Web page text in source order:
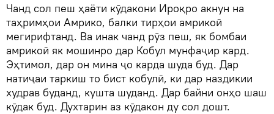
Чанд сол пеш ҳаёти кӯдакони Ироқро акнун на
таҳримҳои Амрико, балки тирҳои амрикоӣ
мегирифтанд. Ва инак чанд рӯз пеш, як бомбаи
амрикоӣ як мошинро дар Кобул мунфаҷир кард.
Эҳтимол, дар он мина ҷо карда шуда буд. Дар
натиҷаи таркиш то бист кобулӣ, ки дар наздикии
худрав буданд, кушта шуданд. Дар байни онҳо шаш
кӯдак буд. Духтарин аз кӯдакон ду сол дошт.